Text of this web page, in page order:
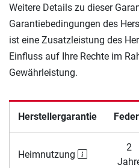
Weitere Details zu dieser
Garantiebedingungen des
ist eine Zusatzleistung des
Einfluss auf Ihre Rechte im
Gewährleistung.
Herstellergarantie
Heimnutzung
2